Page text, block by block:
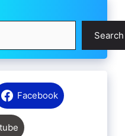
Search
Facebook